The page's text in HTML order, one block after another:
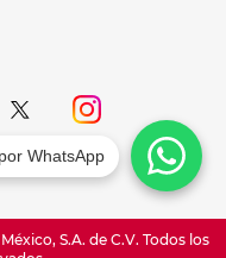
S.A. de C.V. Todos los
WhatsApp